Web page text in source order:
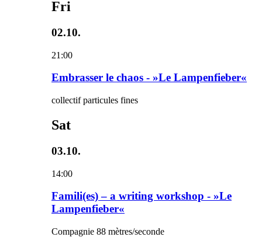
Fri
02.10.
21:00
Embrasser le chaos - »Le Lampenfieber«
collectif particules fines
Sat
03.10.
14:00
Famili(es) – a writing workshop - »Le
Lampenfieber«
Compagnie 88 mètres/seconde